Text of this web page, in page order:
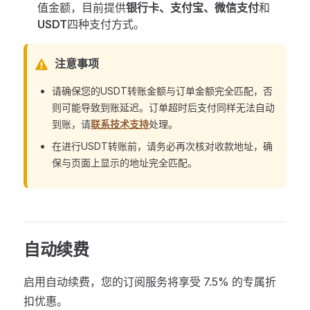
值金额，目前提供银行卡、支付宝、微信支付和
USDT四种支付方式。
注意事项
请确保您的USDT转账金额与订单金额完全匹配，否
则可能导致到账延迟。订单超时后支付同样无法自动
到账，请联系技术支持处理。
在进行USDT转账前，请务必再次核对收款地址，确
保与页面上显示的地址完全匹配。
自动续费
启用自动续费，您的订阅服务将享受 7.5% 的专属折
扣优惠。